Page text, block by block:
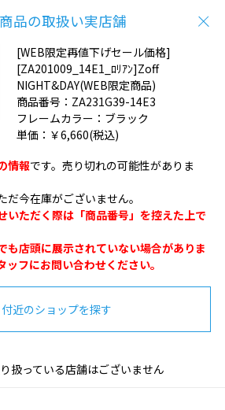
品の取扱い実店舗
[WEB限定再値下げセール価格]
[ZA201009_14E1_ﾛﾘｱﾝ]Zoff
NIGHT&DAY(WEB限定商品)
商品番号： ZA231G39-14E3
フレームカラー： ブラック
単価： ￥6,660(税込)
情報です。売り切れの可能性がありま
今在庫がございません。
いただく際は「商品番号」を控えた上で
も店頭に展示されていない場合がありま
フにお問い合わせください。
付近のショップを探す
扱っている店舗はございません